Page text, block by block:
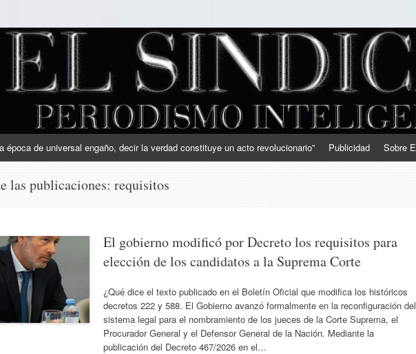
época de universal engaño, decir la verdad constituye un acto revolucionario” Publicidad Sobre
las publicaciones: requisitos
El gobierno modificó por Decreto los requisitos para
elección de los candidatos a la Suprema Corte
¿Qué dice el texto publicado en el Boletín Oficial que modifica los históricos
decretos 222 y 588. El Gobierno avanzó formalmente en la reconfiguración del
sistema legal para el nombramiento de los jueces de la Corte Suprema, el
Procurador General y el Defensor General de la Nación. Mediante la
publicación del Decreto 467/2026 en el…